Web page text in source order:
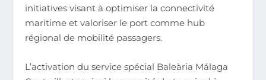
initiatives visant à optimiser la connectivité
maritime et valoriser le port comme hub
régional de mobilité passagers.
L’activation du service spécial Baleària Málaga